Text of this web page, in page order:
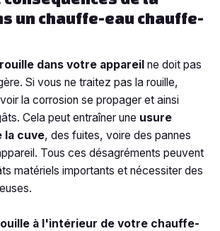
un chauffe-eau chauffe-
rouille dans votre appareil ne doit pas
Si vous ne traitez pas la rouille,
la corrosion se propager et ainsi
Cela peut entraîner une usure
la cuve, des fuites, voire des pannes
Tous ces désagréments peuvent
matériels importants et nécessiter des
à l'intérieur de votre chauffe-